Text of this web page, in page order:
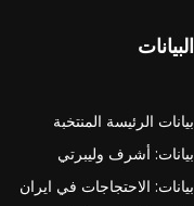
البيانات
بيانات الرئيسة المنتخبة
بيانات: أشرف وليبرتي
بيانات: الاحتجاجات في ايران